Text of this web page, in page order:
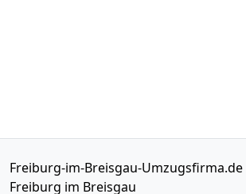
Freiburg-im-Breisgau-Umzugsfirma.de
Freiburg im Breisgau